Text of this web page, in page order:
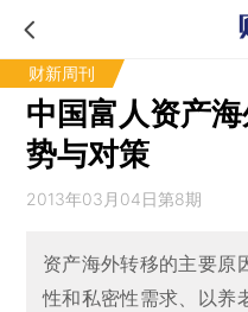
财新周刊
中国富人资产
势与对策
2013年03月04日第8期
资产海外转移的主要原
性和私密性需求、以养